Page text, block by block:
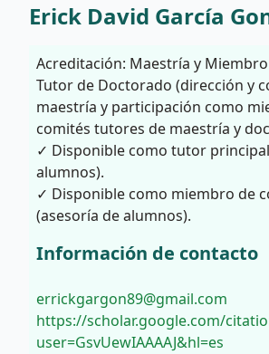
Erick David García
Acreditación: Maestría y
Tutor de Doctorado (dirección y
maestría y participación como
comités tutores de maestría y
✓ Disponible como tutor
alumnos).
✓ Disponible como miembro de
(asesoría de alumnos).
Información de contacto
errickgargon89@gmail.com
https://scholar.google.com/
user=GsvUewIAAAAJ&hl=es